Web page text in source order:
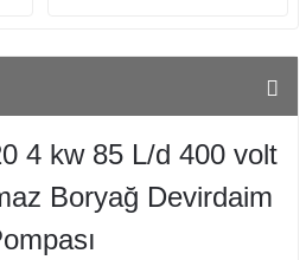
4 kw 85 L/d 400 volt
Boryağ Devirdaim